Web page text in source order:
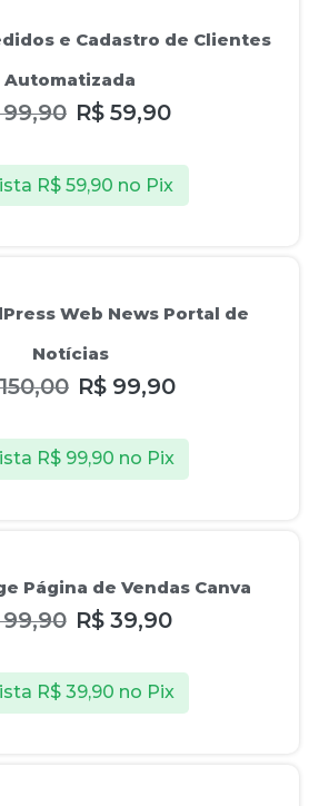
e Cadastro de Clientes
Automatizada
R$ 59,90
R$ 59,90 no Pix
Web News Portal de
Notícias
R$ 99,90
R$99,90 no Pix
Página de Vendas Canva
R$39,90
R$39,90 no Pix